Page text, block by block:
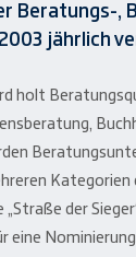
Beratungs-,
jährlich
holt
der
eine